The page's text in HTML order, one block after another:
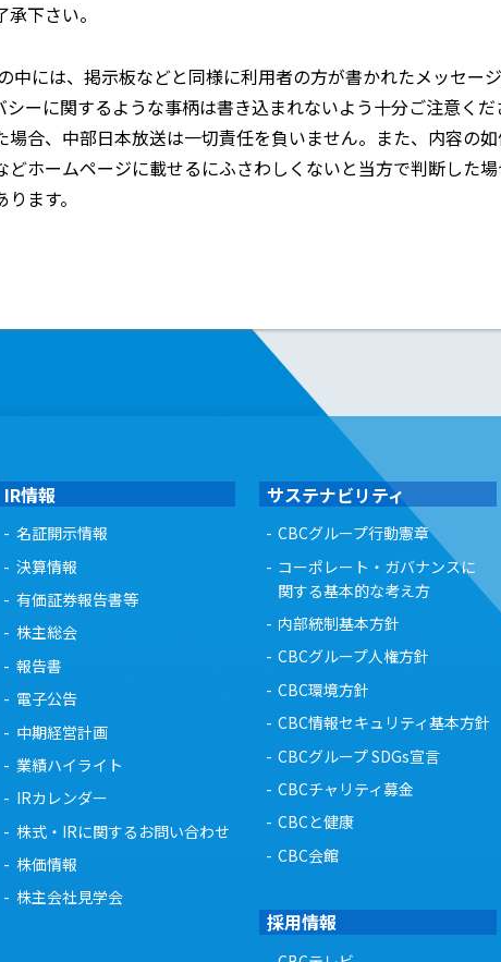
下さい。
中には、掲示板などと同様に利用者の方が書かれたメッセー
シーに関するような事柄は書き込まれないよう十分ご注意く
場合、中部日本放送は一切責任を負いません。また、内容の
どホームページに載せるにふさわしくないと当方で判断した
ます。
IR情報
名証開示情報
決算情報
有価証券報告書等
株主総会
報告書
電子公告
中期経営計画
業績ハイライト
IRカレンダー
株式・IRに関するお問い合わせ
株価情報
株主会社見学会
サステナビリティ
CBCグループ行動憲章
コーポレート・ガバナンスに
関する基本的な考え方
内部統制基本方針
CBCグループ人権方針
CBC環境方針
CBC情報セキュリティ基本方針
CBCグループ SDGs宣言
CBCチャリティ募金
CBCと健康
CBC会館
採用情報